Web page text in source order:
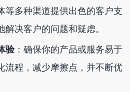
等多种渠道提供出色的客户支
决客户的问题和疑虑。
验：确保你的产品或服务易于
流程，减少摩擦点，并不断优